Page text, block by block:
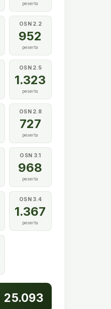
peserta
OSN 2.2
952
peserta
OSN 2.5
1.323
peserta
OSN 2.8
727
peserta
OSN 3.1
968
peserta
OSN 3.4
1.367
peserta
25.093